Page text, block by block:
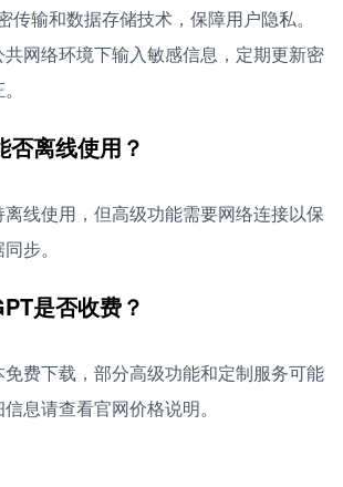
传输和数据存储技术，保障用户隐私。
网络环境下输入敏感信息，定期更新密
离线使用？
线使用，但高级功能需要网络连接以保
步。
是否收费？
费下载，部分高级功能和定制服务可能
息请查看官网价格说明。